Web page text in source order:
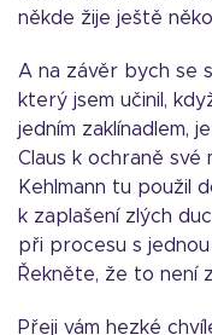
někde žije ještě
A na závěr bych se
který jsem učinil,
jedním zaklínadlem,
Claus k ochraně své
Kehlmann tu použil
k zaplašení zlých
při procesu s
Řekněte, že to není
Přeji vám hezké